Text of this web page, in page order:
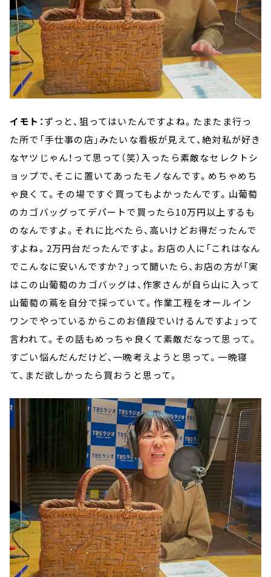
イモト：ずっと、狙ってはいたんですよね。たまたま行っ
た所で「手仕事の店」みたいな看板が見えて、絶対私が好き
なヤツじゃん！って思って（笑）入ったら素敵なセレクトシ
ョップで、そこに置いてあったモノなんです。めちゃめち
ゃ良くて。その場ですぐ買ってもよかったんです。山葡萄
のカゴバッグってデパートで買ったら10万円以上するも
のなんですよ。それに比べたら、高いけどお得だったんで
すよね。2万円台だったんですよ。お店の人に「これはなん
でこんなに安いんですか？」って聞いたら、お店の方が「実
はこの山葡萄のカゴバッグは、作家さんが自ら山に入って
山葡萄の蔦を自分で採っていて。作業工程をオールイン
ワンでやっているからこのお値段でいけるんですよ」って
言われて。その話もめっちゃ良くて素敵だなって思って。
すごい悩んだんだけど、一晩考えようと思って。一晩寝
て、まだ欲しかったら買おうと思って。